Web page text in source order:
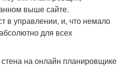
выше сайте.
в управлении, и, что немало
для всех
на онлайн планировщике